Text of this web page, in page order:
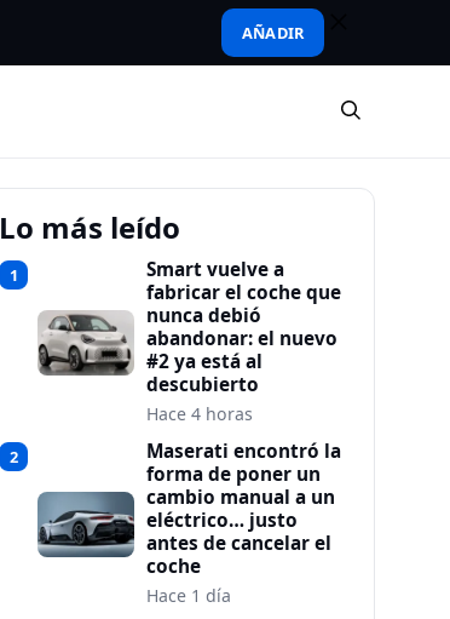
AÑADIR
Lo más leído
1
Smart vuelve a
fabricar el coche que
nunca debió
abandonar: el nuevo
#2 ya está al
descubierto
Hace 4 horas
2
Maserati encontró la
forma de poner un
cambio manual a un
eléctrico… justo
antes de cancelar el
coche
Hace 1 día